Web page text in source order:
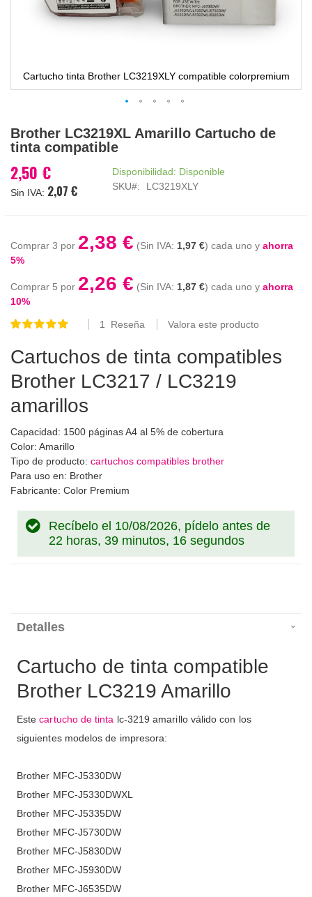
Cartucho tinta Brother LC3219XLY compatible colorpremium
al
comienzo
la
galería
Brother LC3219XL Amarillo Cartucho de
tinta compatible
2,50 €
2,07 €
Disponibilidad: Disponible
SKU
LC3219XLY
Comprar 3 por 2,38 € 1,97 € cada uno y ahorra
5%
Comprar 5 por 2,26 € 1,87 € cada uno y ahorra
10%
Valoración:
1 Reseña Valora este producto
Cartuchos de tinta compatibles
Brother LC3217 / LC3219
amarillos
Capacidad: 1500 páginas A4 al 5% de cobertura
Color: Amarillo
Tipo de producto: cartuchos compatibles brother
Para uso en: Brother
Fabricante: Color Premium
Recíbelo el 10/08/2026, pídelo antes de
22 horas, 39 minutos, 15 segundos
Detalles
Cartucho de tinta compatible
Brother LC3219 Amarillo
Estecartucho de tinta lc-3219 amarillo válido con los
siguientes modelos de impresora:
Brother MFC-J5330DW
Brother MFC-J5330DWXL
Brother MFC-J5335DW
Brother MFC-J5730DW
Brother MFC-J5830DW
Brother MFC-J5930DW
Brother MFC-J6535DW